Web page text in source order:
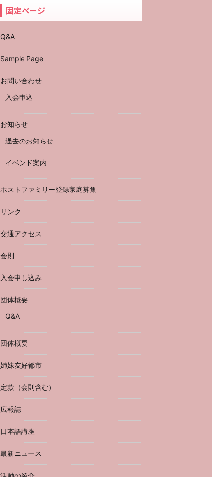
固定ページ
Q&A
Sample Page
お問い合わせ
入会申込
お知らせ
過去のお知らせ
イベンド案内
ホストファミリー登録家庭募集
リンク
交通アクセス
会則
入会申し込み
団体概要
Q&A
団体概要
姉妹友好都市
定款（会則含む）
広報誌
日本語講座
最新ニュース
活動の紹介